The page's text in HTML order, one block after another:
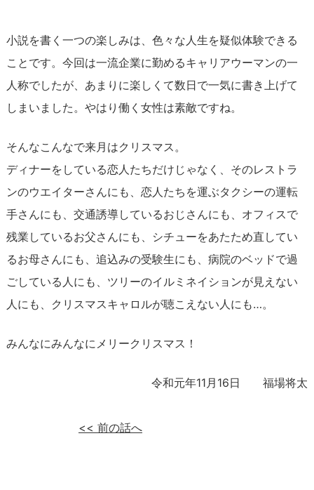
小説を書く一つの楽しみは、色々な人生を疑似体験できる
ことです。今回は一流企業に勤めるキャリアウーマンの一
人称でしたが、あまりに楽しくて数日で一気に書き上げて
しまいました。やはり働く女性は素敵ですね。
そんなこんなで来月はクリスマス。
ディナーをしている恋人たちだけじゃなく、そのレストラ
ンのウエイターさんにも、恋人たちを運ぶタクシーの運転
手さんにも、交通誘導しているおじさんにも、オフィスで
残業しているお父さんにも、シチューをあたため直してい
るお母さんにも、追込みの受験生にも、病院のベッドで過
ごしている人にも、ツリーのイルミネイションが見えない
人にも、クリスマスキャロルが聴こえない人にも…。
みんなにみんなにメリークリスマス！
令和元年11月16日 福場将太
<< 前の話へ